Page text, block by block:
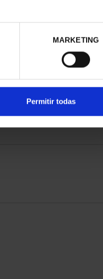
MARKETING
Permitir todas